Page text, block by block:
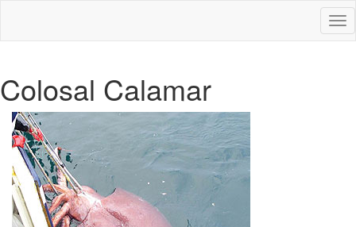
Colosal Calamar